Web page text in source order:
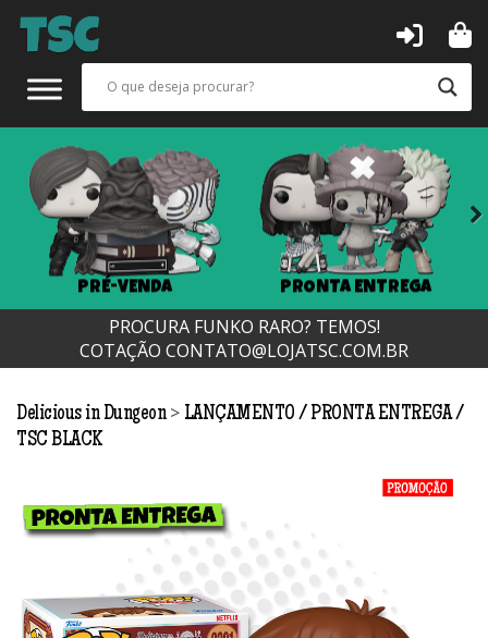
PRÉ-VENDA PRONTA ENTREGA
PROCURA FUNKO RARO? TEMOS!
COTAÇÃO CONTATO@LOJATSC.COM.BR
Delicious in Dungeon > LANÇAMENTO
PRONTA ENTREGA
TSC BLACK